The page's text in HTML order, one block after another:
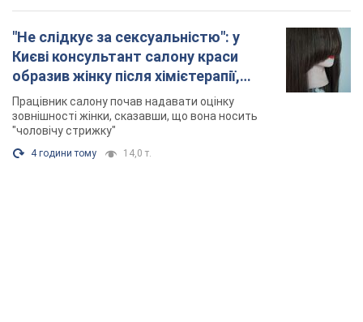
"Не слідкує за сексуальністю": у
Києві консультант салону краси
образив жінку після хімієтерапії,
розгорівся скандал. Фото
Працівник салону почав надавати оцінку
зовнішності жінки, сказавши, що вона носить
"чоловічу стрижку"
4 години тому 14,0 т.